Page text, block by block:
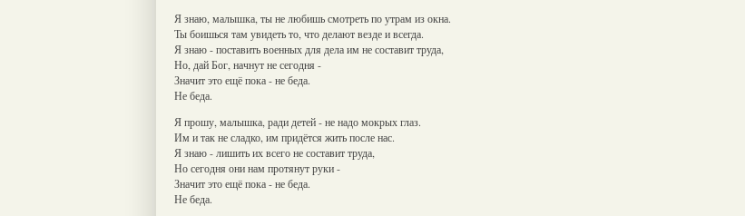
Я знаю, малышка, ты не любишь смотреть по утрам из окна.
Ты боишься там увидеть то, что делают везде и всегда.
Я знаю - поставить военных для дела им не составит труда,
Но, дай Бог, начнут не сегодня -
Значит это ещё пока - не беда.
Не беда.
Я прошу, малышка, ради детей - не надо мокрых глаз.
Им и так не сладко, им придётся жить после нас.
Я знаю - лишить их всего не составит труда,
Но сегодня они нам протянут руки -
Значит это ещё пока - не беда.
Не беда.